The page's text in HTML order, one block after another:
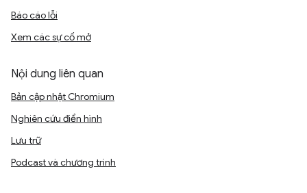
Báo cáo lỗi
Xem các sự cố mở
Nội dung liên quan
Bản cập nhật Chromium
Nghiên cứu điển hình
Lưu trữ
Podcast và chương trình